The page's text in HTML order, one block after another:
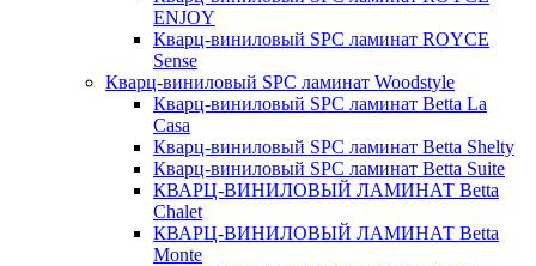
ENJOY
Кварц-виниловый SPC ламинат ROYCE
Sense
Кварц-виниловый SPC ламинат Woodstyle
Кварц-виниловый SPC ламинат Betta La
Casa
Кварц-виниловый SPC ламинат Betta Shelty
Кварц-виниловый SPC ламинат Betta Suite
КВАРЦ-ВИНИЛОВЫЙ ЛАМИНАТ Betta
Chalet
КВАРЦ-ВИНИЛОВЫЙ ЛАМИНАТ Betta
Monte